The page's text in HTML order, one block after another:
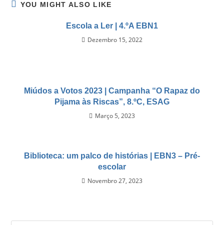
YOU MIGHT ALSO LIKE
Escola a Ler | 4.ºA EBN1
Dezembro 15, 2022
Miúdos a Votos 2023 | Campanha “O Rapaz do
Pijama às Riscas”, 8.ºC, ESAG
Março 5, 2023
Biblioteca: um palco de histórias | EBN3 – Pré-
escolar
Novembro 27, 2023